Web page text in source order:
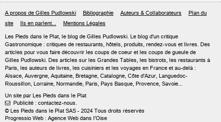
A propos de Gilles Pudlowski Bibliographie Auteurs & Collaborateurs
Plan du
site
Ils en parlent... Mentions Légales
Les Pieds dans le Plat, le blog de Gilles Pudlowski. Le blog d'un critique
Gastronomique : critiques de restaurants, hôtels, produits, rendez-vous et livres. Des
articles pour vous faire découvrir les coups de coeur et les coups de gueule de
Gilles Pudlowski. Des articles sur les Grandes Tables, les bistrots, les restaurants à
Paris, les auteurs de livres, les cuisiniers et les voyages en France et au-delà :
Alsace, Auvergne, Aquitaine, Bretagne, Catalogne, Côte d'Azur, Languedoc-
Roussillon, Lorraine, Normandie, Paris, Pays Basque, Provence, Savoie...
Un site par Les Pieds dans le Plat
 Publicité : contactez-nous.
© Les Pieds dans le Plat SAS - 2024 Tous droits réservés
Progressio Web : Agence Web dans l'Oise